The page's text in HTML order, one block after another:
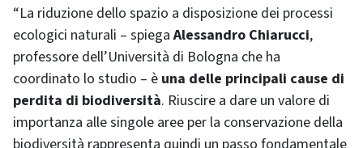
“La riduzione dello spazio a disposizione dei processi
ecologici naturali – spiegaAlessandro Chiarucci,
professore dell’Università di Bologna che ha
coordinato lo studio – è una delle principali cause di
perdita di biodiversità. Riuscire a dare un valore di
importanza alle singole aree per la conservazione della